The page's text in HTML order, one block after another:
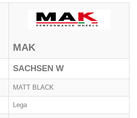
MAK
SACHSEN W
MATT BLACK
Lega